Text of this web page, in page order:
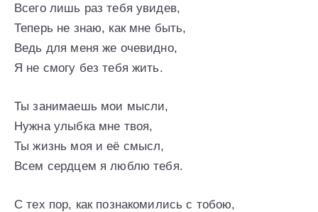
Всего лишь раз тебя увидев,
Теперь не знаю, как мне быть,
Ведь для меня же очевидно,
Я не смогу без тебя жить.
Ты занимаешь мои мысли,
Нужна улыбка мне твоя,
Ты жизнь моя и её смысл,
Всем сердцем я люблю тебя.
С тех пор, как познакомились с тобою,